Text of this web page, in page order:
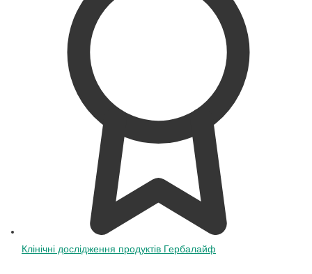
Клінічні дослідження продуктів Гербалайф